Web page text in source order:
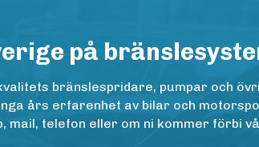
på
bränslespridare, pumpar och
års erfarenhet av bilar och
mail, telefon eller om ni kommer förbi